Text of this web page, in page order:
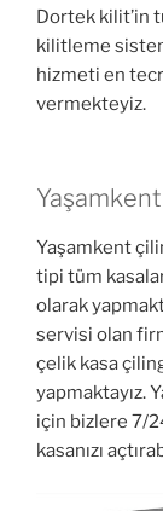
Dortek kilit’in
kilitleme
hizmeti en
vermekteyiz.
Yaşamkent
tipi tüm
olarak
servisi olan
çelik kasa
yapmaktayız.
için bizlere 7/
kasanızı